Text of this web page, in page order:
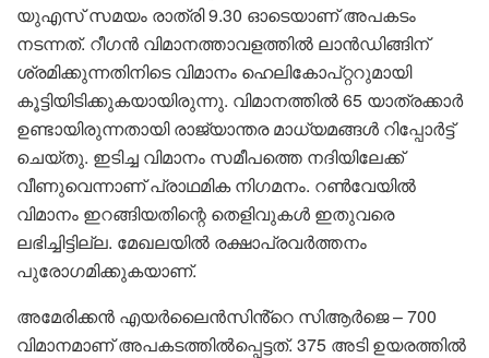
യുഎസ് സമയം രാത്രി 9.30 ഓടെയാണ് അപകടം
നടന്നത്. റീഗൻ വിമാനത്താവളത്തിൽ ലാൻഡിങ്ങിന്
ശ്രമിക്കുന്നതിനിടെ വിമാനം ഹെലികോപ്റ്ററുമായി
കൂട്ടിയിടിക്കുകയായിരുന്നു. വിമാനത്തിൽ 65 യാത്രക്കാർ
ഉണ്ടായിരുന്നതായി രാജ്യാന്തര മാധ്യമങ്ങൾ റിപ്പോർട്ട്
ചെയ്തു. ഇടിച്ച വിമാനം സമീപത്തെ നദിയിലേക്ക്
വീണുവെന്നാണ് പ്രാഥമിക നിഗമനം. റൺവേയിൽ
വിമാനം ഇറങ്ങിയതിന്റെ തെളിവുകൾ ഇതുവരെ
ലഭിച്ചിട്ടില്ല. മേഖലയിൽ രക്ഷാപ്രവർത്തനം
പുരോഗമിക്കുകയാണ്.
അമേരിക്കൻ എയർലൈൻസിൻ്റെ സിആർജെ – 700
വിമാനമാണ് അപകടത്തിൽപ്പെട്ടത്. 375 അടി ഉയരത്തിൽ